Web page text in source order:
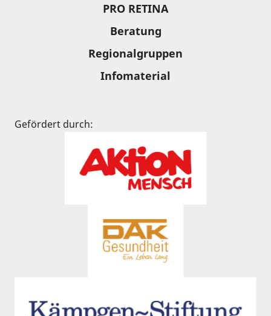
PRO RETINA
Beratung
Regionalgruppen
Infomaterial
Gefördert durch: